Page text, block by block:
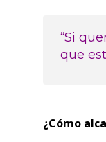
“Si
que
¿Cómo